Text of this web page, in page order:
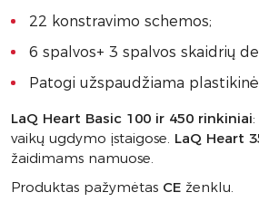
22 konstravimo schemos;
6 spalvos+ 3 spalvos skaidrių
Patogi užspaudžiama
LaQ Heart Basic 100 ir 450 rinkiniai
vaikų ugdymo įstaigose. LaQ Heart
žaidimams namuose.
Produktas pažymėtas CE ženklu.